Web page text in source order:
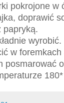
pokrojone w
doprawić
papryką.
wyrobić.
w
posmarować